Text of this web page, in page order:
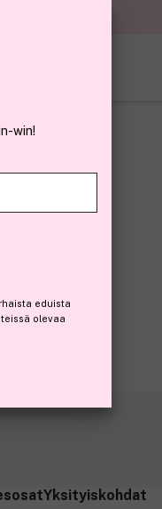
30 ml
Yksityiskohdat
win!
eduista
olevaa